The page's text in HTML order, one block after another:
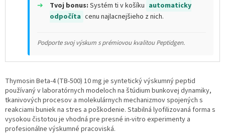
➔
Tvoj bonus: Systém ti v košíku automaticky
odpočíta cenu najlacnejšieho z nich.
Podporte svoj výskum s prémiovou kvalitou Peptidgen.
Thymosin Beta‑4 (TB‑500) 10 mg je syntetický výskumný peptid
používaný v laboratórnych modeloch na štúdium bunkovej dynamiky,
tkanivových procesov a molekulárnych mechanizmov spojených s
reakciami buniek na stres a poškodenie. Stabilná lyofilizovaná forma s
vysokou čistotou je vhodná pre presné in‑vitro experimenty a
profesionálne výskumné pracoviská.